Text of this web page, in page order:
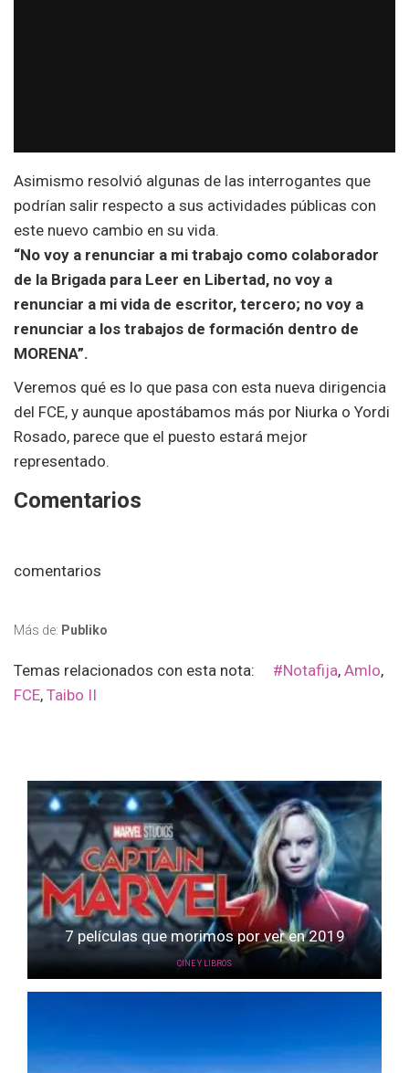
Asimismo resolvió algunas de las interrogantes que
podrían salir respecto a sus actividades públicas con
este nuevo cambio en su vida.
“No voy a renunciar a mi trabajo como colaborador
de la Brigada para Leer en Libertad, no voy a
renunciar a mi vida de escritor, tercero; no voy a
renunciar a los trabajos de formación dentro de
MORENA”.
Veremos qué es lo que pasa con esta nueva dirigencia
del FCE, y aunque apostábamos más por Niurka o Yordi
Rosado, parece que el puesto estará mejor
representado.
Comentarios
comentarios
Más de: Publiko
Temas relacionados con esta nota: #notafija, Amlo,
FCE, Taibo II
7 películas que morimos por ver en 2019
CINE Y LIBROS